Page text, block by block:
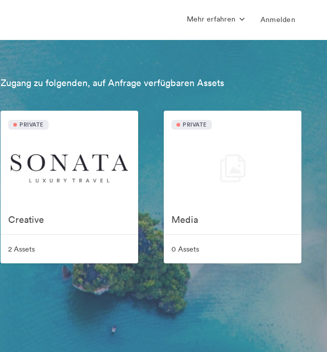
Mehr erfahren Anmelden
Zugang zu folgenden, auf Anfrage verfügbaren Assets
PRIVATE
Creative
2 Assets
PRIVATE
Media
0 Assets